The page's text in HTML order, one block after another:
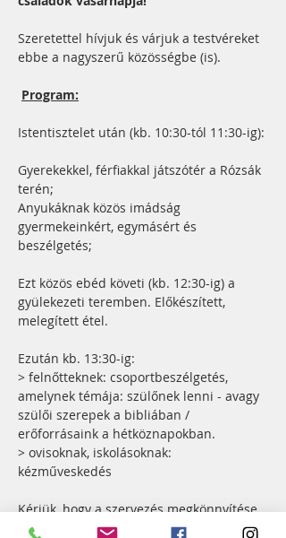
Szeretettel hívjuk és várjuk a testvéreket
ebbe a nagyszerű közösségbe (is).
Program:
Istentisztelet után (kb. 10:30-tól 11:30-ig):
Gyerekekkel, férfiakkal játszótér a Rózsák
terén;
Anyukáknak közös imádság
gyermekeinkért, egymásért és
beszélgetés;
Ezt közös ebéd követi (kb. 12:30-ig) a
gyülekezeti teremben. Előkészített,
melegített étel.
Ezután kb. 13:30-ig:
> felnőtteknek: csoportbeszélgetés,
amelynek témája: szülőnek lenni - avagy
szülői szerepek a bibliában /
erőforrásaink a hétköznapokban.
> ovisoknak, iskolásoknak:
kézműveskedés
Kérjük, hogy a szervezés megkönnyítése
érdekében az itt található